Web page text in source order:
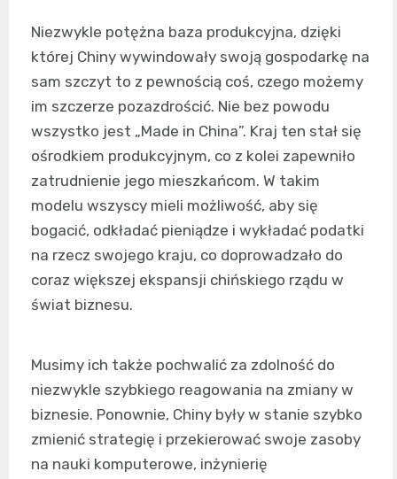
Niezwykle potężna baza produkcyjna, dzięki
której Chiny wywindowały swoją gospodarkę na
sam szczyt to z pewnością coś, czego możemy
im szczerze pozazdrościć. Nie bez powodu
wszystko jest „Made in China”. Kraj ten stał się
ośrodkiem produkcyjnym, co z kolei zapewniło
zatrudnienie jego mieszkańcom. W takim
modelu wszyscy mieli możliwość, aby się
bogacić, odkładać pieniądze i wykładać podatki
na rzecz swojego kraju, co doprowadzało do
coraz większej ekspansji chińskiego rządu w
świat biznesu.
Musimy ich także pochwalić za zdolność do
niezwykle szybkiego reagowania na zmiany w
biznesie. Ponownie, Chiny były w stanie szybko
zmienić strategię i przekierować swoje zasoby
na nauki komputerowe, inżynierię